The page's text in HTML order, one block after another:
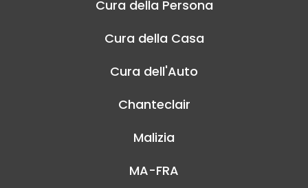
Cura della Persona
Cura della Casa
Cura dell'Auto
Chanteclair
Malizia
MA-FRA